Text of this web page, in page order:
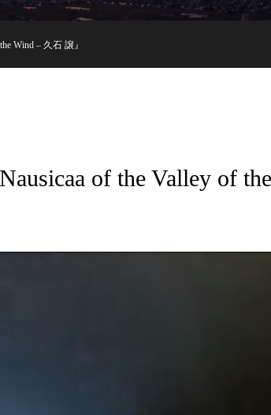
Wind – 久石 譲』
of the Valley of the